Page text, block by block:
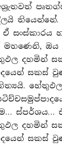
සංස්කාරය
ඔය
දහමින්
සකස්
ස්පර්ශය…
දහමින්
සකස්